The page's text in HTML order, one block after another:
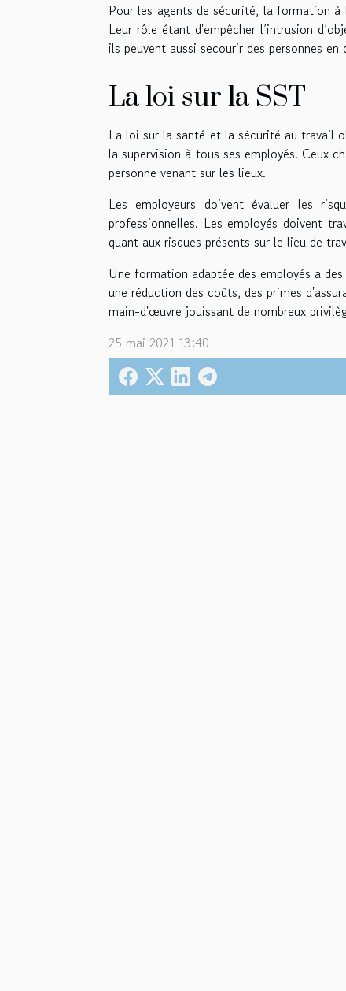
Pour les agents de sécurité, la formation
Leur rôle étant d'empêcher l’intrusion
ils peuvent aussi secourir des personnes en
La loi sur la SST
La loi sur la santé et la sécurité au travail
la supervision à tous ses employés. Ceux
personne venant sur les lieux.
Les employeurs doivent évaluer les
professionnelles. Les employés doivent
quant aux risques présents sur le lieu de
Une formation adaptée des employés a
une réduction des coûts, des primes
main-d'œuvre jouissant de nombreux
25 mai 2021 13:40